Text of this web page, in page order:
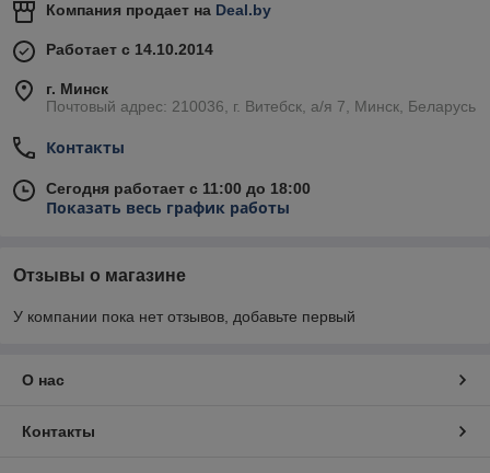
Компания продает на Deal.by
Работает с 14.10.2014
г. Минск
Почтовый адрес: 210036, г. Витебск, а/я 7, Минск, Беларусь
Контакты
Сегодня работает с 11:00 до 18:00
Показать весь график работы
Отзывы о магазине
У компании пока нет отзывов, добавьте первый
О нас
Контакты